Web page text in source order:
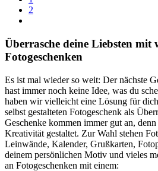
2
Überrasche deine Liebsten mit
Fotogeschenken
Es ist mal wieder so weit: Der nächste
hast immer noch keine Idee, was du
haben wir vielleicht eine Lösung für
selbst gestalteten Fotogeschenk als
Geschenke kommen immer gut an,
Kreativität gestaltet. Zur Wahl stehen
Leinwände, Kalender, Grußkarten,
deinem persönlichen Motiv und vieles
an Fotogeschenken mit einem: